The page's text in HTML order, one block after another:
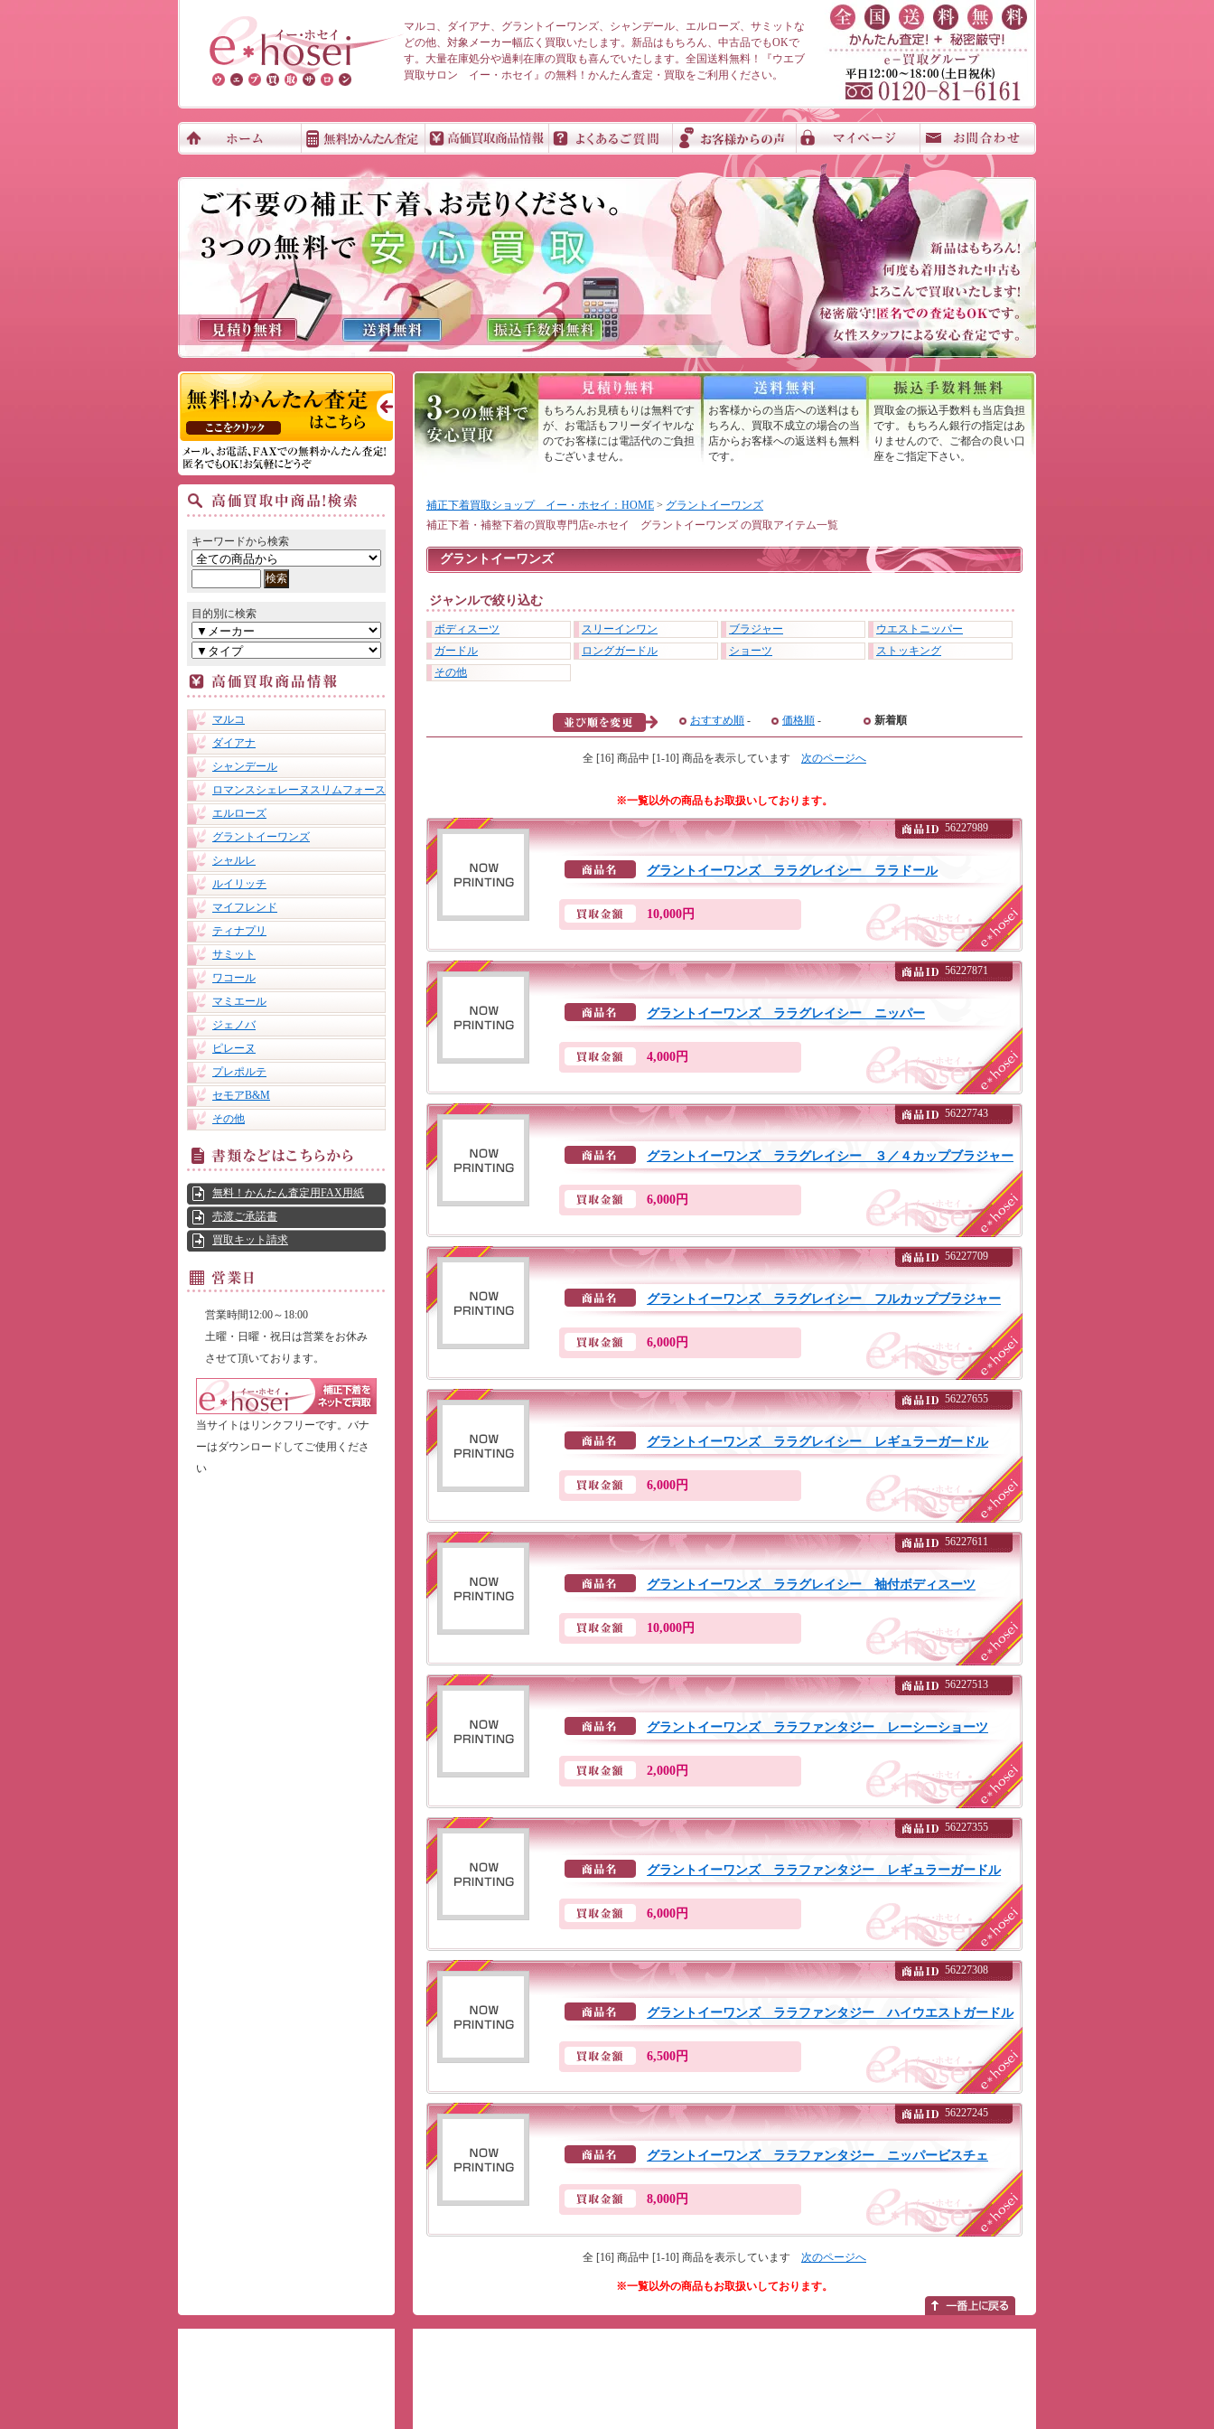
マルコ、ダイアナ、グラントイーワンズ、シャンデール、エルローズ、サミットな
どの他、対象メーカー幅広く買取いたします。新品はもちろん、中古品でもOKで
す。大量在庫処分や過剰在庫の買取も喜んでいたします。全国送料無料！『ウエブ
買取サロン イー・ホセイ』の無料！かんたん査定・買取をご利用ください。
キーワードから検索
目的別に検索
マルコ
ダイアナ
シャンデール
ロマンスシェレーヌスリムフォース
エルローズ
グラントイーワンズ
シャルレ
ルイリッチ
マイフレンド
ティナプリ
サミット
ワコール
マミエール
ジェノバ
ピレーヌ
プレポルテ
セモアB&M
その他
無料！かんたん査定用FAX用紙
売渡ご承諾書
買取キット請求
営業時間12:00～18:00
土曜・日曜・祝日は営業をお休み
させて頂いております。
当サイトはリンクフリーです。バナ
ーはダウンロードしてご使用くださ
い
もちろんお見積もりは無料です
が、お電話もフリーダイヤルな
のでお客様には電話代のご負担
もございません。
お客様からの当店への送料はも
ちろん、買取不成立の場合の当
店からお客様への返送料も無料
です。
買取金の振込手数料も当店負担
です。もちろん銀行の指定はあ
りませんので、ご都合の良い口
座をご指定下さい。
補正下着買取ショップ イー・ホセイ：HOME > グラントイーワンズ
補正下着・補整下着の買取専門店e-ホセイ グラントイーワンズ の買取アイテム一覧
グラントイーワンズ
ジャンルで絞り込む
ボディスーツ スリーインワン ブラジャー
ウエストニッパー
ガードル
ロングガードル ショーツ
ストッキング
その他
おすすめ順 - 価格順 - 新着順
全 [16] 商品中 [1-10] 商品を表示しています 次のページへ
※一覧以外の商品もお取扱いしております。
56227989
グラントイーワンズ ララグレイシー ララドール
10,000円
56227871
グラントイーワンズ ララグレイシー ニッパー
4,000円
56227743
グラントイーワンズ ララグレイシー ３／４カップブラジャー
6,000円
56227709
グラントイーワンズ ララグレイシー フルカップブラジャー
6,000円
56227655
グラントイーワンズ ララグレイシー レギュラーガードル
6,000円
56227611
グラントイーワンズ ララグレイシー 袖付ボディスーツ
10,000円
56227513
グラントイーワンズ ララファンタジー レーシーショーツ
2,000円
56227355
グラントイーワンズ ララファンタジー レギュラーガードル
6,000円
56227308
グラントイーワンズ ララファンタジー ハイウエストガードル
6,500円
56227245
グラントイーワンズ ララファンタジー ニッパービスチェ
8,000円
全 [16] 商品中 [1-10] 商品を表示しています 次のページへ
※一覧以外の商品もお取扱いしております。